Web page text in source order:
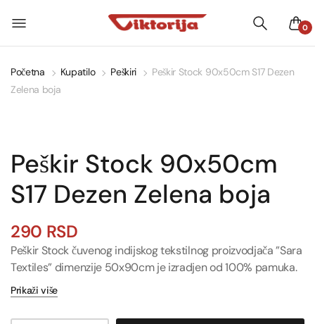
0
Početna Kupatilo Peškiri
Peškir Stock 90x50cm S17 Dezen
Zelena boja
Peškir Stock 90x50cm
S17 Dezen Zelena boja
290 RSD
Peškir Stock čuvenog indijskog tekstilnog proizvodjača ”Sara
Textiles” dimenzije 50x90cm je izradjen od 100% pamuka.
Prikaži više